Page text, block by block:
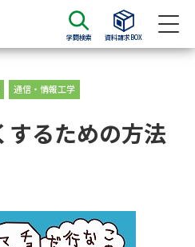
学問検索 資料請求BOX
資料検索
求
大学入学共通テスト利用選抜の
募集要項＆願書
通信・情報工学
するための方法